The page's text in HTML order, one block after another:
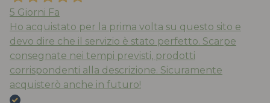
5 Giorni Fa
Ho acquistato per la prima volta su questo sito e
devo dire che il servizio è stato perfetto. Scarpe
consegnate nei tempi previsti, prodotti
corrispondenti alla descrizione. Sicuramente
acquisterò anche in futuro!